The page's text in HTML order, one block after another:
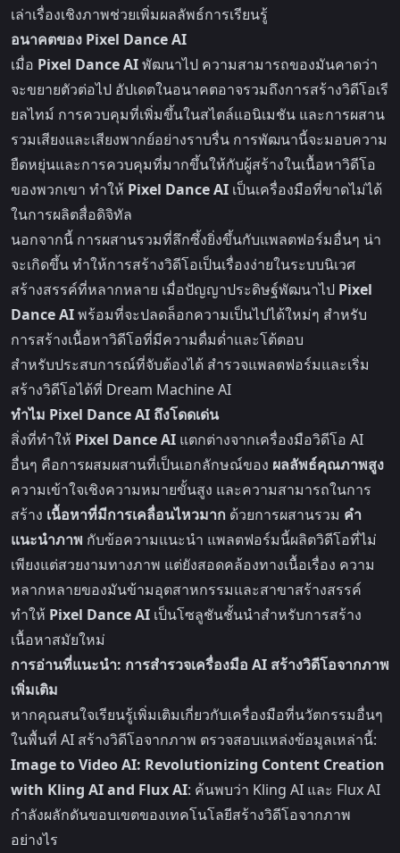
เล่าเรื่องเชิงภาพช่วยเพิ่มผลลัพธ์การเรียนรู้
อนาคตของ Pixel Dance AI
เมื่อ Pixel Dance AIพัฒนาไป ความสามารถของมันคาดว่า
จะขยายตัวต่อไป อัปเดตในอนาคตอาจรวมถึงการสร้างวิดีโอเรี
ยลไทม์ การควบคุมที่เพิ่มขึ้นในสไตล์แอนิเมชัน และการผสาน
รวมเสียงและเสียงพากย์อย่างราบรื่น การพัฒนานี้จะมอบความ
ยืดหยุ่นและการควบคุมที่มากขึ้นให้กับผู้สร้างในเนื้อหาวิดีโอ
ของพวกเขา ทำให้ Pixel Dance AI เป็นเครื่องมือที่ขาดไม่ได้
ในการผลิตสื่อดิจิทัล
นอกจากนี้ การผสานรวมที่ลึกซึ้งยิ่งขึ้นกับแพลตฟอร์มอื่นๆ น่า
จะเกิดขึ้น ทำให้การสร้างวิดีโอเป็นเรื่องง่ายในระบบนิเวศ
สร้างสรรค์ที่หลากหลาย เมื่อปัญญาประดิษฐ์พัฒนาไป Pixel
Dance AIพร้อมที่จะปลดล็อกความเป็นไปได้ใหม่ๆ สำหรับ
การสร้างเนื้อหาวิดีโอที่มีความดื่มด่ำและโต้ตอบ
สำหรับประสบการณ์ที่จับต้องได้ สำรวจแพลตฟอร์มและเริ่ม
สร้างวิดีโอได้ที่ Dream Machine AI
ทำไม Pixel Dance AI ถึงโดดเด่น
สิ่งที่ทำให้ Pixel Dance AI แตกต่างจากเครื่องมือวิดีโอ AI
อื่นๆ คือการผสมผสานที่เป็นเอกลักษณ์ของ ผลลัพธ์คุณภาพสูง
ความเข้าใจเชิงความหมายขั้นสูง และความสามารถในการ
สร้าง เนื้อหาที่มีการเคลื่อนไหวมาก ด้วยการผสานรวม คำ
แนะนำภาพ กับข้อความแนะนำ แพลตฟอร์มนี้ผลิตวิดีโอที่ไม่
เพียงแต่สวยงามทางภาพ แต่ยังสอดคล้องทางเนื้อเรื่อง ความ
หลากหลายของมันข้ามอุตสาหกรรมและสาขาสร้างสรรค์
ทำให้ Pixel Dance AI เป็นโซลูชันชั้นนำสำหรับการสร้าง
เนื้อหาสมัยใหม่
การอ่านที่แนะนำ: การสำรวจเครื่องมือ AI สร้างวิดีโอจากภาพ
เพิ่มเติม
หากคุณสนใจเรียนรู้เพิ่มเติมเกี่ยวกับเครื่องมือที่นวัตกรรมอื่นๆ
ในพื้นที่ AI สร้างวิดีโอจากภาพ ตรวจสอบแหล่งข้อมูลเหล่านี้:
Image to Video AI: Revolutionizing Content Creation
with Kling AI and Flux AI: ค้นพบว่า Kling AI และ Flux AI
กำลังผลักดันขอบเขตของเทคโนโลยีสร้างวิดีโอจากภาพ
อย่างไร